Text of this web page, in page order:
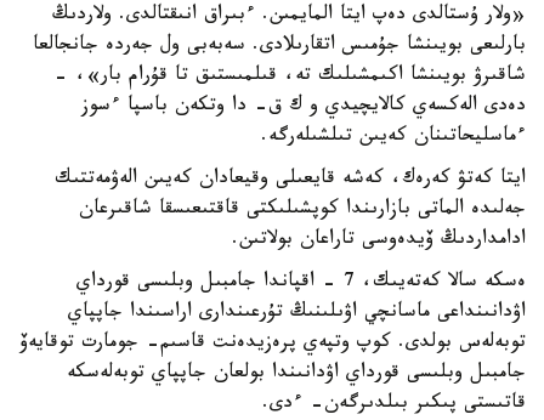
«ولار ۇستالدى دەپ ايتا المايمىن. ءبىراق انىقتالدى. ولاردىڭ
بارلىعى بويىنشا جۇمىس اتقارىلادى. سەبەبى ول جەردە جانجالعا
شاقىرۋ بويىنشا اكىمشىلىك تە، قىلمىستىق تا قۇرام بار»، -
دەدى الەكسەي كالايچيدي و ك ق- دا وتكەن باسپا ءسوز
ءماسليحاتىنان كەيىن تىلشىلەرگە.
ايتا كەتۋ كەرەك، كەشە قايعىلى وقيعادان كەيىن الەۋمەتتىك
جەلىدە الماتى بازارىندا كوپشىلىكتى قاقتىعىسقا شاقىرعان
ادامداردىڭ ۆيدەوسى تاراعان بولاتىن.
ەسكە سالا كەتەيىك، 7 - اقپاندا جامبىل وبلىسى قورداي
اۋدانىنداعى ماسانچي اۋىلىنىڭ تۇرعىندارى اراسىندا جاپپاي
توبەلەس بولدى. كوپ وتپەي پرەزيدەنت قاسىم- جومارت توقايەۆ
جامبىل وبلىسى قورداي اۋدانىندا بولعان جاپپاي توبەلەسكە
قاتىستى پىكىر بىلدىرگەن- ءدى.